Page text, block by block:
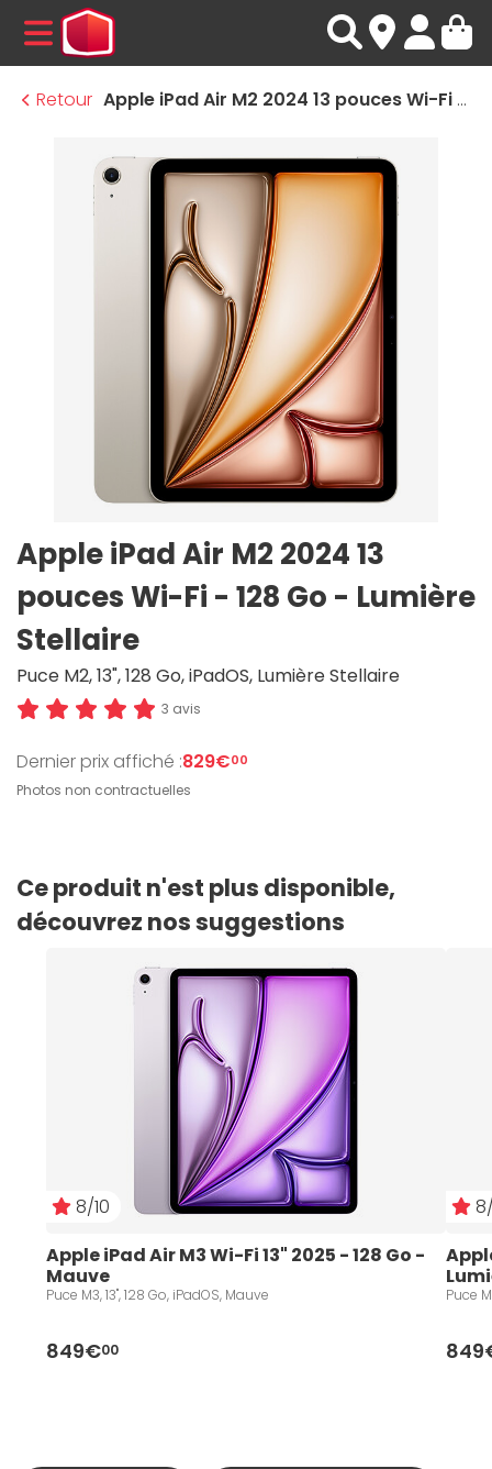
MENU
Retour
Apple iPad Air M2 2024 13 pouces Wi-Fi - 128 Go - Lumière Stellaire
Apple iPad Air M2 2024 13
pouces Wi-Fi - 128 Go - Lumière
Stellaire
Puce M2, 13", 128 Go, iPadOS, Lumière Stellaire
3 avis
Dernier prix affiché :829€00
Photos non contractuelles
Ce produit n'est plus disponible,
découvrez nos suggestions
8/10
Apple iPad Air M3 Wi-Fi 13" 2025 - 128 Go -
Mauve
Puce M3, 13", 128 Go, iPadOS, Mauve
849€00
Puce